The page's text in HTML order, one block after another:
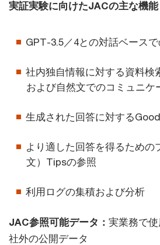
実証実験に向けたJACの主な機能
GPT-3.5／4との対話ベース
社内独自情報に対する資料検
および自然文でのコミュニケ
生成された回答に対する
より適した回答を得るための
文）Tipsの参照
利用ログの集積および分析
JAC参照可能データ： 実業務で
社外の公開データ